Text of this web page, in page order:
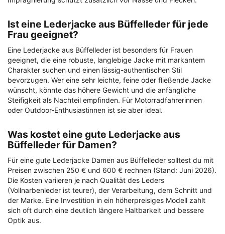
Ist eine Lederjacke aus Büffelleder für jede
Frau geeignet?
Eine Lederjacke aus Büffelleder ist besonders für Frauen
geeignet, die eine robuste, langlebige Jacke mit markantem
Charakter suchen und einen lässig-authentischen Stil
bevorzugen. Wer eine sehr leichte, feine oder fließende Jacke
wünscht, könnte das höhere Gewicht und die anfängliche
Steifigkeit als Nachteil empfinden. Für Motorradfahrerinnen
oder Outdoor-Enthusiastinnen ist sie aber ideal.
Was kostet eine gute Lederjacke aus
Büffelleder für Damen?
Für eine gute Lederjacke Damen aus Büffelleder solltest du mit
Preisen zwischen 250 € und 600 € rechnen (Stand: Juni 2026).
Die Kosten variieren je nach Qualität des Leders
(Vollnarbenleder ist teurer), der Verarbeitung, dem Schnitt und
der Marke. Eine Investition in ein höherpreisiges Modell zahlt
sich oft durch eine deutlich längere Haltbarkeit und bessere
Optik aus.